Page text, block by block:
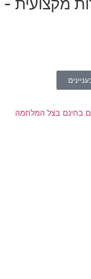
בחינם בצל המלחמה